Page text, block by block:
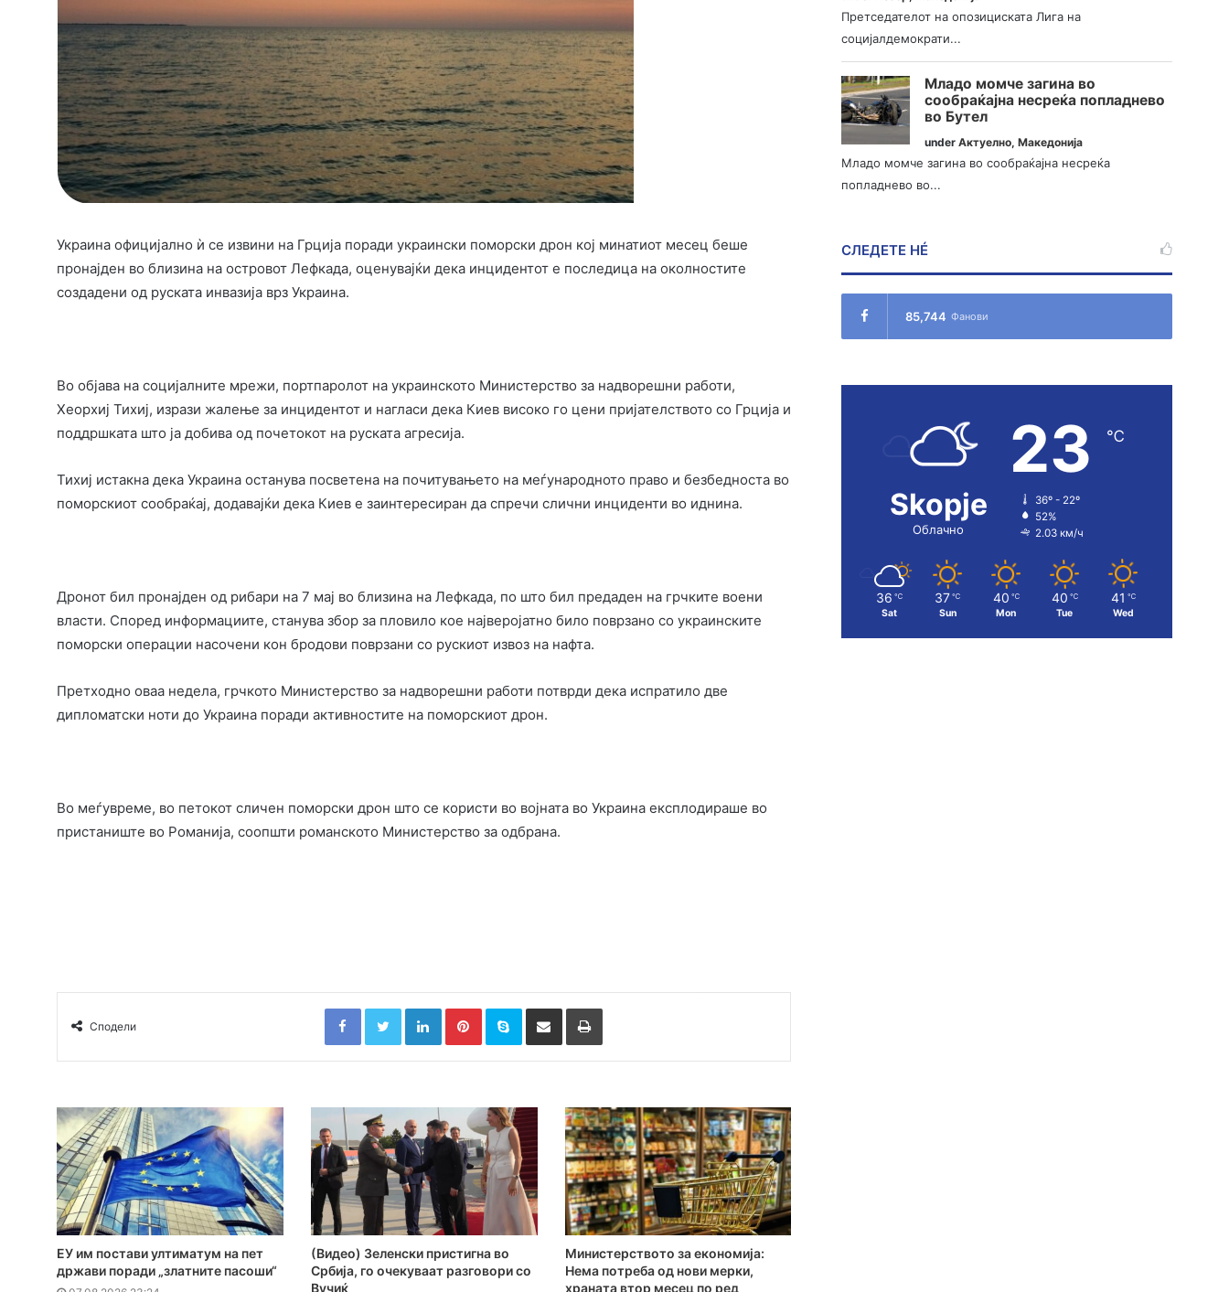
Украина официјално ѝ се извини на Грција поради украински поморски дрон кој минатиот месец беше
пронајден во близина на островот Лефкада, оценувајќи дека инцидентот е последица на околностите
создадени од руската инвазија врз Украина.
Во објава на социјалните мрежи, портпаролот на украинското Министерство за надворешни работи,
Хеорхиј Тихиј, изрази жалење за инцидентот и нагласи дека Киев високо го цени пријателството со Грција и
поддршката што ја добива од почетокот на руската агресија.
Тихиј истакна дека Украина останува посветена на почитувањето на меѓународното право и безбедноста во
поморскиот сообраќај, додавајќи дека Киев е заинтересиран да спречи слични инциденти во иднина.
Дронот бил пронајден од рибари на 7 мај во близина на Лефкада, по што бил предаден на грчките воени
власти. Според информациите, станува збор за пловило кое најверојатно било поврзано со украинските
поморски операции насочени кон бродови поврзани со рускиот извоз на нафта.
Претходно оваа недела, грчкото Министерство за надворешни работи потврди дека испратило две
дипломатски ноти до Украина поради активностите на поморскиот дрон.
Во меѓувреме, во петокот сличен поморски дрон што се користи во војната во Украина експлодираше во
пристаниште во Романија, соопшти романското Министерство за одбрана.
Сподели
FacebookTwitterLinkedInPinterestSkype Сподели преку Е-маил Испринтај
ЕУ им постави ултиматум на пет
држави поради „златните пасоши“
(Видео) Зеленски пристигна во
Србија, го очекуваат разговори со
Вучиќ
Министерството за економија:
Нема потреба од нови мерки,
храната втор месец по ред
Претседателот на опозициската Лига на
социјалдемократи...
Младо момче загина во
сообраќајна несреќа попладнево
во Бутел
underАктуелно,Македонија
Младо момче загина во сообраќајна несреќа
попладнево во...
СЛЕДЕТЕ НÉ
85,744 Фанови
Skopje
Облачно
23 ℃
36º - 22º
52%
2.03 км/ч
36 ℃
Sat
37 ℃
Sun
40 ℃
Mon
40 ℃
Tue
41 ℃
Wed